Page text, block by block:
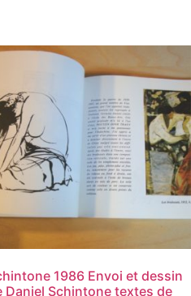
1986 Envoi et dessin
Daniel Schintone textes de